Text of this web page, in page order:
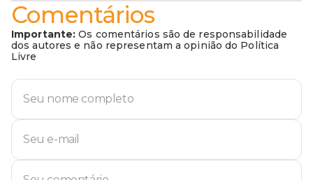
Comentários
Importante: Os comentários são de responsabilidade
dos autores e não representam a opinião do Política
Livre